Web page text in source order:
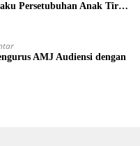
Persetubuhan Anak Tiri
AMJ Audiensi dengan